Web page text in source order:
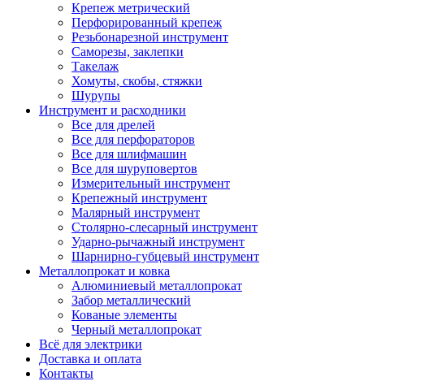
Крепеж метрический
Перфорированный крепеж
Резьбонарезной инструмент
Саморезы, заклепки
Такелаж
Хомуты, скобы, стяжки
Шурупы
Инструмент и расходники
Все для дрелей
Все для перфораторов
Все для шлифмашин
Все для шуруповертов
Измерительный инструмент
Крепежный инструмент
Малярный инструмент
Столярно-слесарный инструмент
Ударно-рычажный инструмент
Шарнирно-губцевый инструмент
Металлопрокат и ковка
Алюминиевый металлопрокат
Забор металлический
Кованые элементы
Черный металлопрокат
Всё для электрики
Доставка и оплата
Контакты